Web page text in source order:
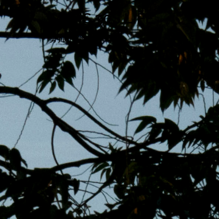
跳
至
主
內
MENS 30S LIFE
男子的日常生活